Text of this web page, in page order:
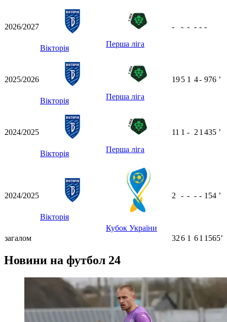
2026/2027
Вікторія Перша ліга
- - - - - -
2025/2026
Вікторія Перша ліга
195 1 4- 976 ʼ
2024/2025
Вікторія Перша ліга
11 1 - 2 1 435 ʼ
2024/2025
Вікторія
Кубок України
2 - - - - 154 ʼ
загалом 326 1 61 1565ʼ
Новини на футбол 24